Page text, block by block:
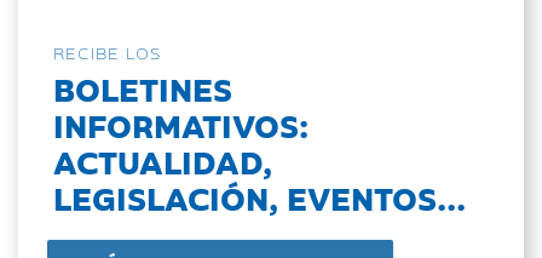
RECIBE LOS
BOLETINES
INFORMATIVOS:
ACTUALIDAD,
LEGISLACIÓN, EVENTOS...